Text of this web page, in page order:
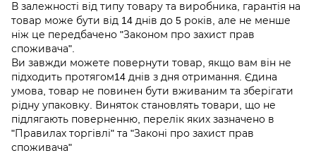
В залежності від типу товару та виробника, гарантія на
товар може бути від 14 днів до 5 років, але не менше
ніж це передбачено "Законом про захист прав
споживача".
Ви завжди можете повернути товар, якщо вам він не
підходить протягом14 днів з дня отримання. Єдина
умова, товар не повинен бути вживаним та зберігати
рідну упаковку. Виняток становлять товари, що не
підлягають поверненню, перелік яких зазначено в
"Правилах торгівлі" та "Законі про захист прав
споживача"